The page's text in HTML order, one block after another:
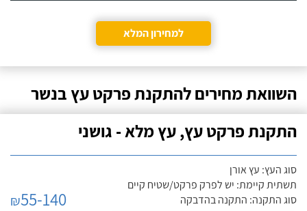
למחירון המלא
השוואת מחירים להתקנת פרקט עץ בנשר
התקנת פרקט עץ, עץ מלא - גושני
סוג העץ: עץ אורן
תשתית קיימת: יש לפרק פרקט/שטיח קיים
סוג התקנה: התקנה בהדבקה
₪55-140